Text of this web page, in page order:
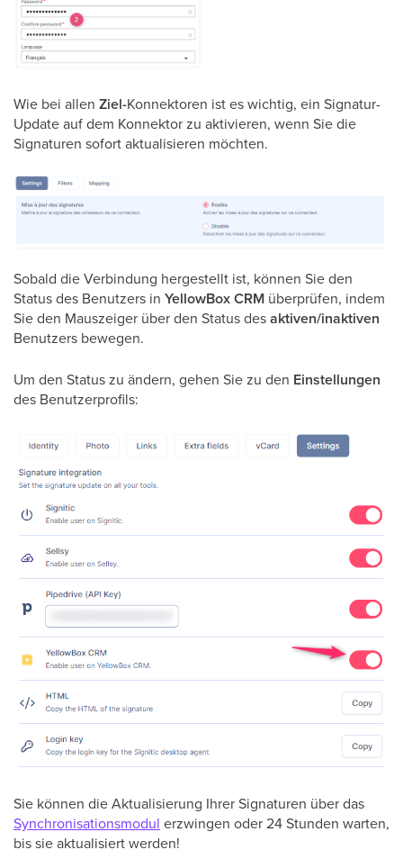
Wie bei allen Ziel-Konnektoren ist es wichtig, ein Signatur-
Update auf dem Konnektor zu aktivieren, wenn Sie die
Signaturen sofort aktualisieren möchten.
Sobald die Verbindung hergestellt ist, können Sie den
Status des Benutzers in YellowBox CRM überprüfen, indem
Sie den Mauszeiger über den Status desaktiven/inaktiven
Benutzers bewegen.
Um den Status zu ändern, gehen Sie zu den Einstellungen
des Benutzerprofils:
Sie können die Aktualisierung Ihrer Signaturen über das
Synchronisationsmodul erzwingen oder 24 Stunden warten,
bis sie aktualisiert werden!